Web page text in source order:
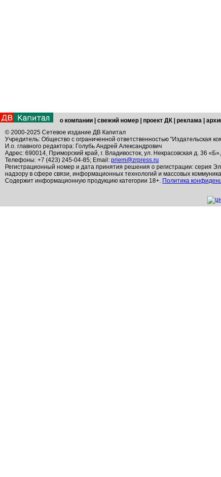
о компании свежий номер проект ДК реклама
© 2000-2025 Сетевое издание ДВ Капитал
Учредитель: Общество с ограниченной ответственностью "Издательская
И.о. главного редактора: Голубь Андрей Александрович
Адрес: 690014, Приморский край, г. Владивосток, ул. Некрасовская д. 36
Телефоны: +7 (423) 245-04-85; Email: priem@zrpress.ru
Регистрационный номер и дата принятия решения о регистрации: серия
надзору в сфере связи, информационных технологий и массовых
Содержит информационную продукцию категории 18+. Политика